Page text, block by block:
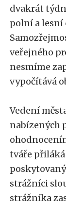
dvakrát
polní a lesní
veřejného
nesmíme
vypočítává
Vedení
nabízených
tváře
strážníci
strážníka